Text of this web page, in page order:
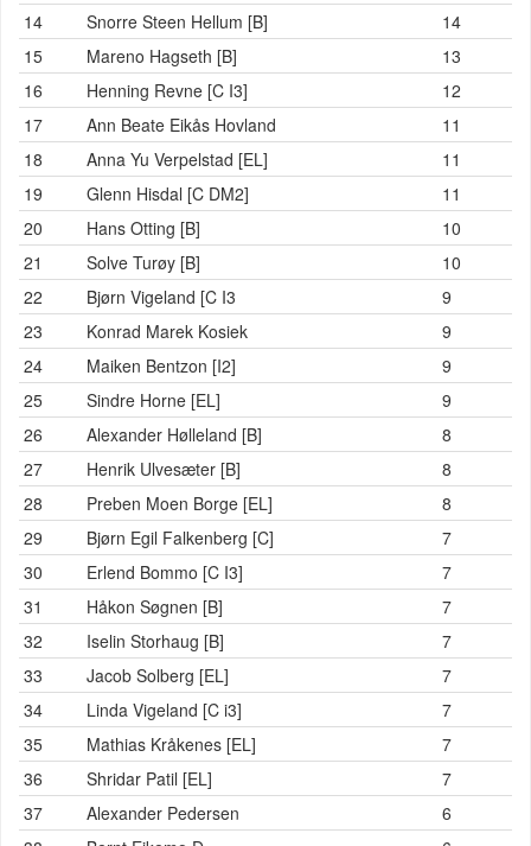
14
Snorre Steen Hellum [B]
14
15
Mareno Hagseth [B]
13
16
Henning Revne [C I3]
12
17
Ann Beate Eikås Hovland
11
18
Anna Yu Verpelstad [EL]
11
19
Glenn Hisdal [C DM2]
11
20
Hans Otting [B]
10
21
Solve Turøy [B]
10
22
Bjørn Vigeland [C I3
9
23
Konrad Marek Kosiek
9
24
Maiken Bentzon [I2]
9
25
Sindre Horne [EL]
9
26
Alexander Hølleland [B]
8
27
Henrik Ulvesæter [B]
8
28
Preben Moen Borge [EL]
8
29
Bjørn Egil Falkenberg [C]
7
30
Erlend Bommo [C I3]
7
31
Håkon Søgnen [B]
7
32
Iselin Storhaug [B]
7
33
Jacob Solberg [EL]
7
34
Linda Vigeland [C i3]
7
35
Mathias Kråkenes [EL]
7
36
Shridar Patil [EL]
7
37
Alexander Pedersen
6